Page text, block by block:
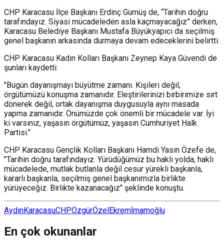
CHP Karacasu İlçe Başkanı Erdinç Gümüş de, “Tarihin doğru
tarafındayız. Siyasi mücadeleden asla kaçmayacağız” derken,
Karacasu Belediye Başkanı Mustafa Büyükyapıcı da seçilmiş
genel başkanın arkasında durmaya devam edeceklerini belirtti.
CHP Karacasu Kadın Kolları Başkanı Zeynep Kaya Güvendi de
şunları kaydetti:
"Bugün dayanışmayı büyütme zamanı. Kişileri değil,
örgütümüzü konuşma zamanıdır. Eleştirilerinizi birbirimize sırt
dönerek değil, ortak dayanışma duygusuyla aynı masada
yapma zamanıdır. Önümüzde çok önemli bir mücadele var. İyi
ki varsınız, yaşasın örgütümüz, yaşasın Cumhuriyet Halk
Partisi."
CHP Karacasu Gençlik Kolları Başkanı Hamdi Yasin Özefe de,
"Tarihin doğru tarafındayız. Yürüdüğümüz bu haklı yolda, haklı
mücadelede, mutlak butlanla değil cesur yürekli başkanla,
kararlı başkanla, seçilmiş genel başkanımızla birlikte
yürüyeceğiz. Birlikte kazanacağız" şeklinde konuştu.
AydınKaracasuCHPÖzgürÖzelEkremİmamoğlu
En çok okunanlar